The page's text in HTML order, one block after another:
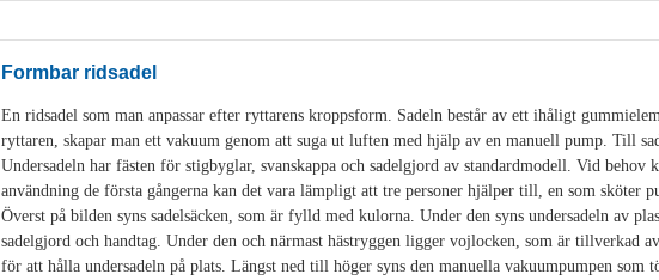
Formbar ridsadel
En ridsadel som man anpassar efter ryttarens kroppsform. Sadeln består av ett ihåligt
ryttaren, skapar man ett vakuum genom att suga ut luften med hjälp av en manuell pump. Till
Undersadeln har fästen för stigbyglar, svanskappa och sadelgjord av standardmodell. Vid behov
användning de första gångerna kan det vara lämpligt att tre personer hjälper till, en som sköter
Överst på bilden syns sadelsäcken, som är fylld med kulorna. Under den syns undersadeln av
sadelgjord och handtag. Under den och närmast hästryggen ligger vojlocken, som är tillverkad
för att hålla undersadeln på plats. Längst ned till höger syns den manuella vakuumpumpen som